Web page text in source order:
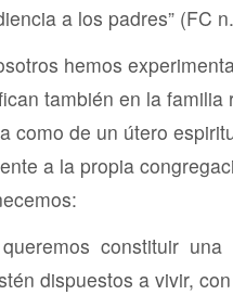
a los padres” (FC
hemos
también en la familia
como de un útero
a la propia
constituir
dispuestos a vivir,